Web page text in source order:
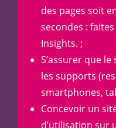
des pages soit
secondes :
Insights. ;
S’assurer que
les supports
smartphones,
Concevoir un
d’utilisation sur